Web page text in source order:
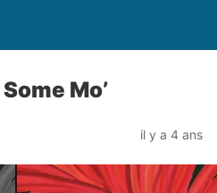
Mo’
il y a 4 ans